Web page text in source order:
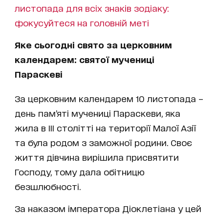
листопада для всіх знаків зодіаку:
фокусуйтеся на головній меті
Яке сьогодні свято за церковним
календарем: святої мучениці
Параскеві
За церковним календарем 10 листопада –
день пам’яті мучениці Параскеви, яка
жила в III столітті на території Малої Азії
та була родом з заможної родини. Своє
життя дівчина вирішила присвятити
Господу, тому дала обітницю
безшлюбності.
За наказом імператора Діоклетіана у цей